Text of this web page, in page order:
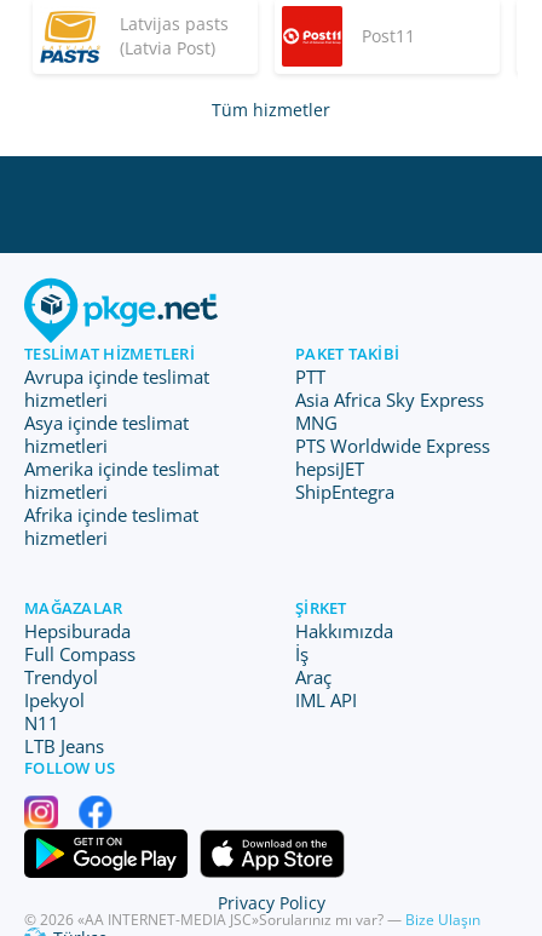
Latvijas pasts
(Latvia Post)
Post11
Tüm hizmetler
TESLIMAT HIZMETLERI
Avrupa içinde teslimat
hizmetleri
Asya içinde teslimat
hizmetleri
Amerika içinde teslimat
hizmetleri
Afrika içinde teslimat
hizmetleri
PAKET TAKIBI
PTT
Asia Africa Sky Express
MNG
PTS Worldwide Express
hepsiJET
ShipEntegra
MAĞAZALAR
Hepsiburada
Full Compass
Trendyol
Ipekyol
N11
LTB Jeans
ŞIRKET
Hakkımızda
İş
Araç
IML API
FOLLOW US
© 2026 «AA INTERNET-MEDIA JSC»Sorularınız mı var? — Bize Ulaşın
Privacy Policy